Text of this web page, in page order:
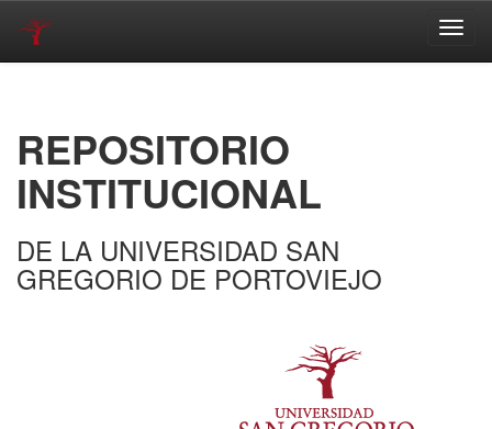
REPOSITORIO
INSTITUCIONAL
DE LA UNIVERSIDAD SAN
GREGORIO DE PORTOVIEJO